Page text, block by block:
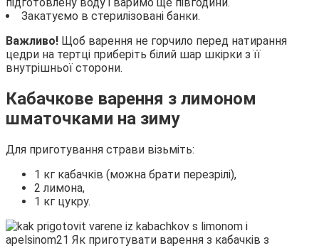
Закатуємо в стерилізовані банки.
Важливо! Щоб варення не горчило перед натирання
цедри на тертці приберіть білий шар шкірки з її
внутрішньої сторони.
Кабачкове варення з лимоном
шматочками на зиму
Для приготування страви візьміть:
1 кг кабачків (можна брати перезрілі),
2 лимона,
1 кг цукру.